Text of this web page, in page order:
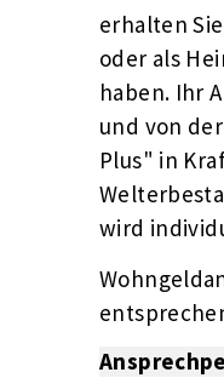
erhalten
oder als
haben. Ihr
und von
Plus" in
wird